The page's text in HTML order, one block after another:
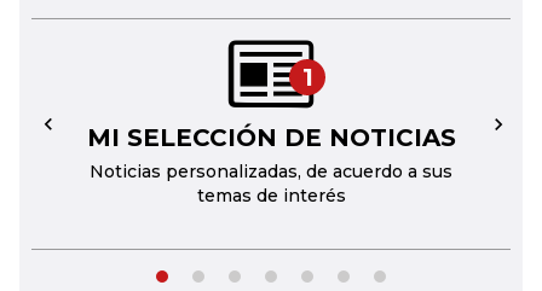
1
MI SELECCIÓN DE NOTICIAS
Noticias personalizadas, de acuerdo a sus
temas de interés
← →